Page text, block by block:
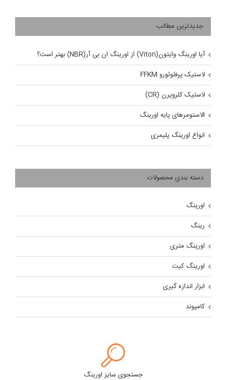
جدیدترین مطالب
آیا اورینگ وایتون(Viton) از اورینگ ان بی آر(NBR) بهتر است؟
لاستیک پرفلوئورو FFKM
لاستیک کلروپرن (CR)
الاستومرهای پایه اورینگ
انواع اورینگ پلیمری
دسته بندی محصولات
اورینگ
رینگ
اورینگ متری
اورینگ کیت
ابزار اندازه گیری
کامپوند
جستجوی سایز اورینگ